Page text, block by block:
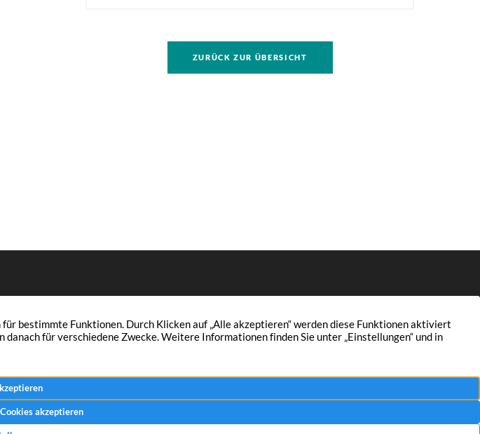
Weitere Informationen finden Sie im Exposé.
ZURÜCK ZUR ÜBERSICHT
Immobilien Wertermittlung
Aktuelles